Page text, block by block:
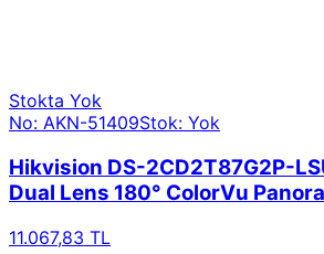
Stokta Yok
No: AKN-51409Stok: Yok
Hikvision DS-2CD2T87G2P-
Dual Lens 180° ColorVu
11.067,83 TL